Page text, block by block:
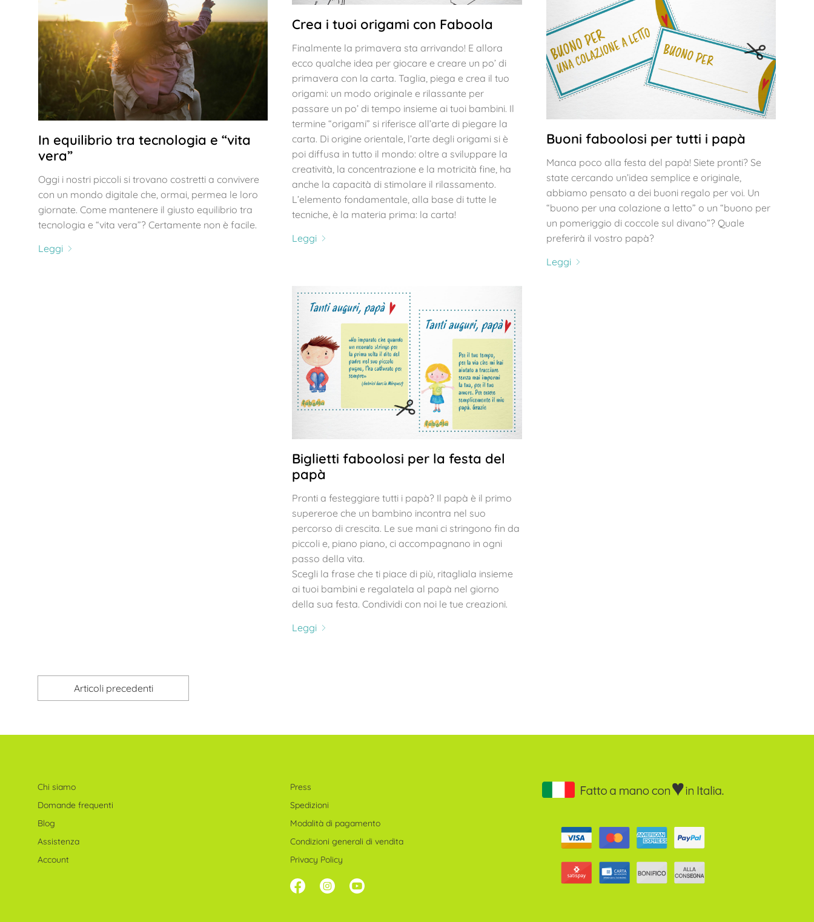
Crea i tuoi origami con Faboola
Finalmente la primavera sta arrivando! E allora
ecco qualche idea per giocare e creare un po’ di
primavera con la carta. Taglia, piega e crea il tuo
origami: un modo originale e rilassante per
passare un po’ di tempo insieme ai tuoi bambini. Il
termine “origami” si riferisce all’arte di piegare la
carta. Di origine orientale, l’arte degli origami si è
poi diffusa in tutto il mondo: oltre a sviluppare la
creatività, la concentrazione e la motricità fine, ha
anche la capacità di stimolare il rilassamento.
L’elemento fondamentale, alla base di tutte le
tecniche, è la materia prima: la carta!
Leggi
Buoni faboolosi per tutti i papà
Manca poco alla festa del papà! Siete pronti? Se
state cercando un’idea semplice e originale,
abbiamo pensato a dei buoni regalo per voi. Un
“buono per una colazione a letto” o un “buono per
un pomeriggio di coccole sul divano”? Quale
preferirà il vostro papà?
Leggi
In equilibrio tra tecnologia e “vita
vera”
Oggi i nostri piccoli si trovano costretti a convivere
con un mondo digitale che, ormai, permea le loro
giornate. Come mantenere il giusto equilibrio tra
tecnologia e “vita vera”? Certamente non è facile.
Leggi
Biglietti faboolosi per la festa del
papà
Pronti a festeggiare tutti i papà? Il papà è il primo
supereroe che un bambino incontra nel suo
percorso di crescita. Le sue mani ci stringono fin da
piccoli e, piano piano, ci accompagnano in ogni
passo della vita.
Scegli la frase che ti piace di più, ritagliala insieme
ai tuoi bambini e regalatela al papà nel giorno
della sua festa. Condividi con noi le tue creazioni.
Leggi
Articoli precedenti
Chi siamo
Domande frequenti
Blog
Assistenza
Account
Press
Spedizioni
Modalità di pagamento
Condizioni generali di vendita
Privacy Policy